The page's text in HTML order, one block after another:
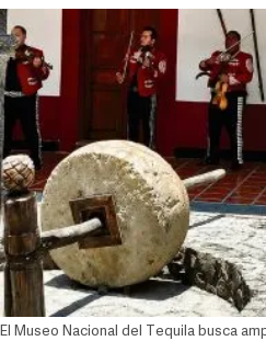
El Museo Nacional del Tequila busca